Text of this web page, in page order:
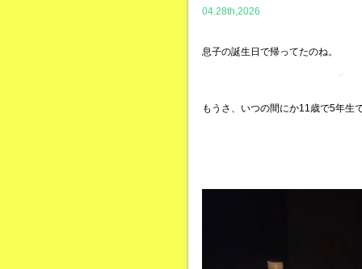
04.28th,2026
息子の誕生日で帰ってたのね。
もうさ、いつの間にか11歳で5年生